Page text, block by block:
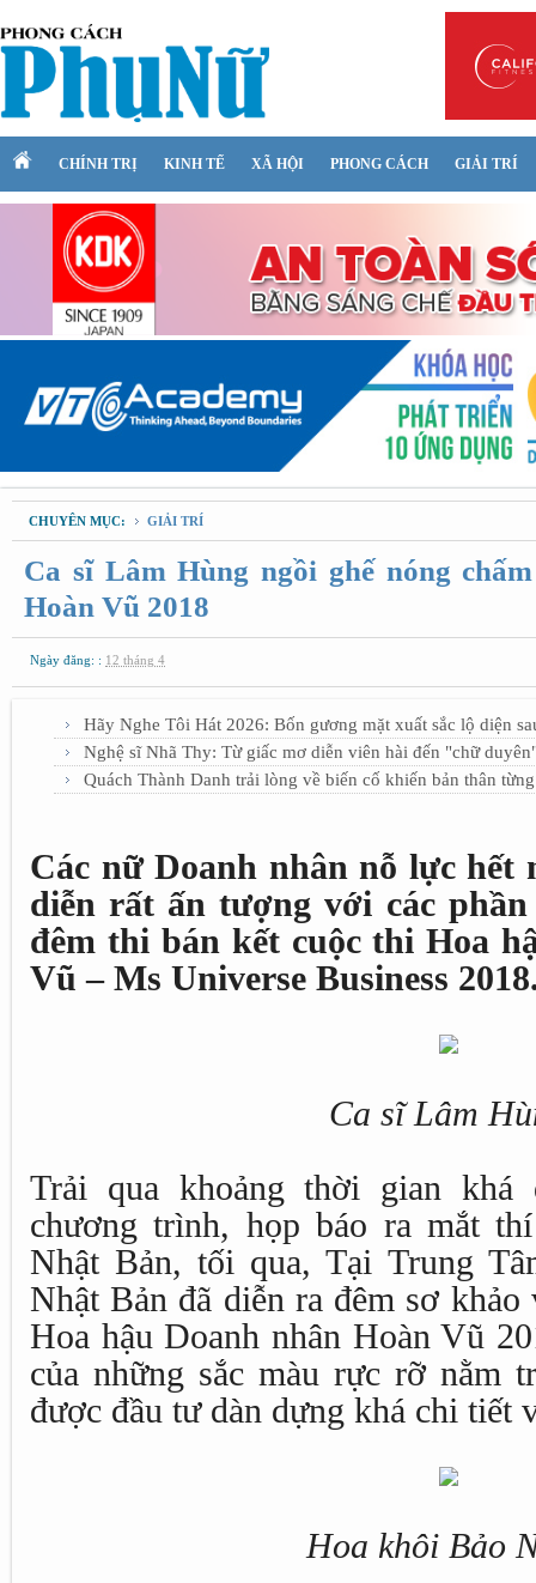
CHÍNH TRỊ KINH TẾ XÃ HỘI PHONG CÁCH GIẢI TRÍ
CHUYÊN MỤC: GIẢI TRÍ
Ca sĩ Lâm Hùng ngồi ghế nóng
Hoàn Vũ 2018
Ngày đăng: : 12 tháng 4
Hãy Nghe Tôi Hát 2026: Bốn gương mặt xuất sắc lộ diện
Nghệ sĩ Nhã Thy: Từ giấc mơ diễn viên hài đến "chữ
Quách Thành Danh trải lòng về biến cố khiến bản thân
Các nữ Doanh nhân nỗ lực hết
diễn rất ấn tượng với các
đêm thi bán kết cuộc thi Hoa
Vũ – Ms Universe Business
Ca sĩ Lâm
Trải qua khoảng thời gian
chương trình, họp báo ra mắt
Nhật Bản, tối qua, Tại Trung
Nhật Bản đã diễn ra đêm sơ
Hoa hậu Doanh nhân Hoàn Vũ
của những sắc màu rực rỡ nằm
được đầu tư dàn dựng khá chi tiết
Hoa khôi Bảo